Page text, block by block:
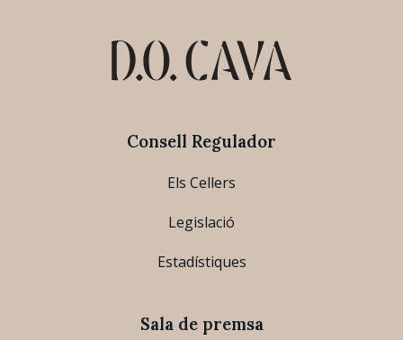
Consell Regulador
Els Cellers
Legislació
Estadístiques
Sala de premsa